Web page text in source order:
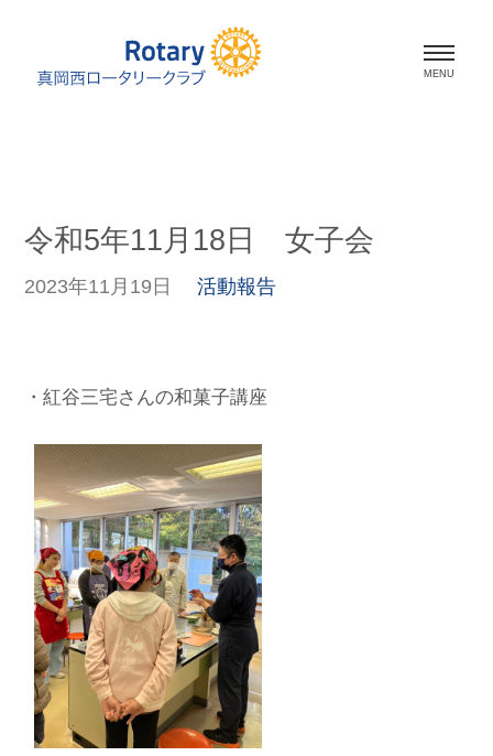
令和5年11月18日 女子会
2023年11月19日 活動報告
・紅谷三宅さんの和菓子講座
会員紹介
お問合せ
HOME
国際ロータリー第2550地区（栃木
県）